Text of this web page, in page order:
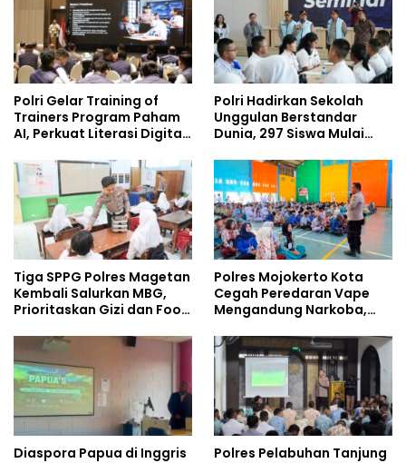
Polri Gelar Training of
Trainers Program Paham
AI, Perkuat Literasi Digital
Polri Hadirkan Sekolah
Unggulan Berstandar
Dunia, 297 Siswa Mulai
Tiga SPPG Polres Magetan
Kembali Salurkan MBG,
Prioritaskan Gizi dan Food
Polres Mojokerto Kota
Cegah Peredaran Vape
Mengandung Narkoba,
Kalangan Remaja
Diaspora Papua di Inggris
Polres Pelabuhan Tanjung